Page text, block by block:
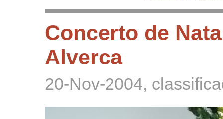
Concerto de
Alverca
20-Nov-2004,